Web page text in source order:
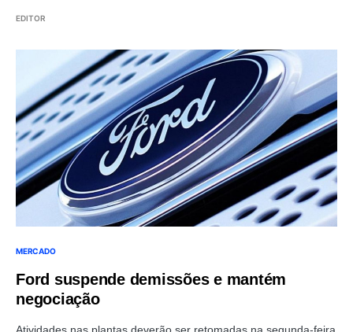
EDITOR
MERCADO
Ford suspende demissões e mantém
negociação